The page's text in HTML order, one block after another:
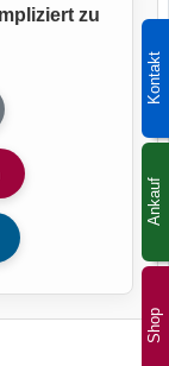
Shop
Kontakt
Ankauf
zu